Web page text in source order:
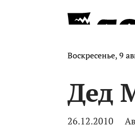
Воскресенье, 9
Дед
26.12.2010